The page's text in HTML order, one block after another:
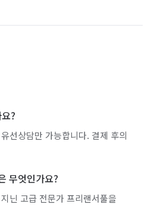
?
선상담만 가능합니다. 결제 후의
무엇인가요?
닌 고급 전문가 프리랜서풀을